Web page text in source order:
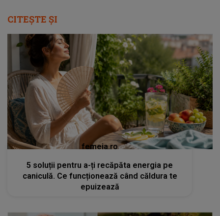
CITEȘTE ȘI
femeia.ro
5 soluții pentru a-ți recăpăta energia pe
caniculă. Ce funcționează când căldura te
epuizează